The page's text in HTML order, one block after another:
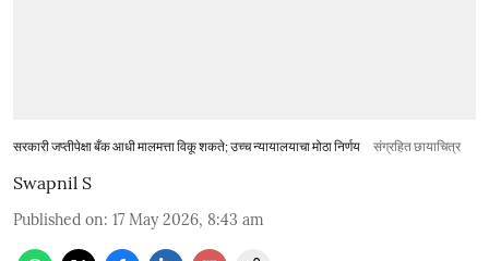
सरकारी जप्तीपेक्षा बँक आधी मालमत्ता विकू शकते; उच्च न्यायालयाचा मोठा निर्णय संग्रहित छायाचित्र
Swapnil S
Published on: 17 May 2026, 8:43 am